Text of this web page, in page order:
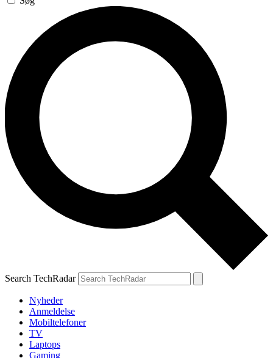
Search TechRadar
Nyheder
Anmeldelse
Mobiltelefoner
TV
Laptops
Gaming